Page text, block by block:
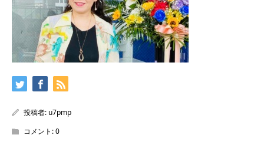
投稿者: u7pmp
コメント:0